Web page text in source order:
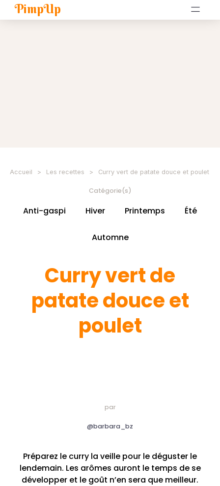
PimpUp
Accueil > Les recettes > Curry vert de patate douce et poulet
Catégorie(s)
Anti-gaspi Hiver Printemps Été
Automne
Curry vert de
patate douce et
poulet
par
@barbara_bz
Préparez le curry la veille pour le déguster le
lendemain. Les arômes auront le temps de se
développer et le goût n’en sera que meilleur.